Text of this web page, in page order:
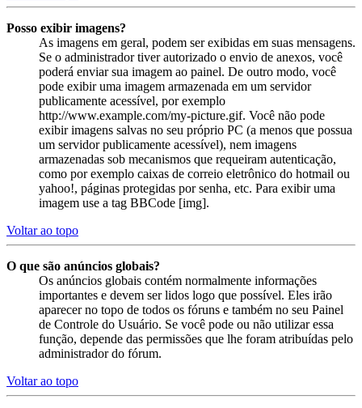
Posso exibir imagens?
As imagens em geral, podem ser exibidas em suas mensagens.
Se o administrador tiver autorizado o envio de anexos, você
poderá enviar sua imagem ao painel. De outro modo, você
pode exibir uma imagem armazenada em um servidor
publicamente acessível, por exemplo
http://www.example.com/my-picture.gif. Você não pode
exibir imagens salvas no seu próprio PC (a menos que possua
um servidor publicamente acessível), nem imagens
armazenadas sob mecanismos que requeiram autenticação,
como por exemplo caixas de correio eletrônico do hotmail ou
yahoo!, páginas protegidas por senha, etc. Para exibir uma
imagem use a tag BBCode [img].
Voltar ao topo
O que são anúncios globais?
Os anúncios globais contém normalmente informações
importantes e devem ser lidos logo que possível. Eles irão
aparecer no topo de todos os fóruns e também no seu Painel
de Controle do Usuário. Se você pode ou não utilizar essa
função, depende das permissões que lhe foram atribuídas pelo
administrador do fórum.
Voltar ao topo